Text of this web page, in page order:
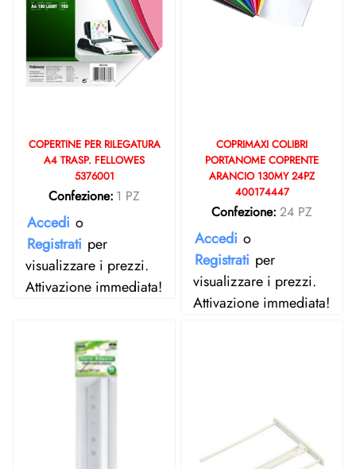
COPERTINE PER RILEGATURA
A4 TRASP. FELLOWES
5376001
Confezione: 1 PZ
Accedi o
Registrati per
visualizzare i prezzi.
Attivazione immediata!
COPRIMAXI COLIBRI
PORTANOME COPRENTE
ARANCIO 130MY 24PZ
400174447
Confezione: 24 PZ
Accedi o
Registrati per
visualizzare i prezzi.
Attivazione immediata!